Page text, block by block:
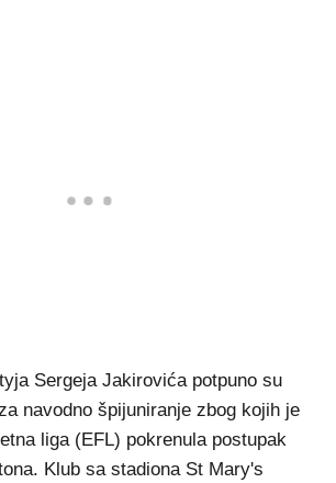
Sergeja Jakirovića potpuno su
navodno špijuniranje zbog kojih je
liga (EFL) pokrenula postupak
Klub sa stadiona St Mary's